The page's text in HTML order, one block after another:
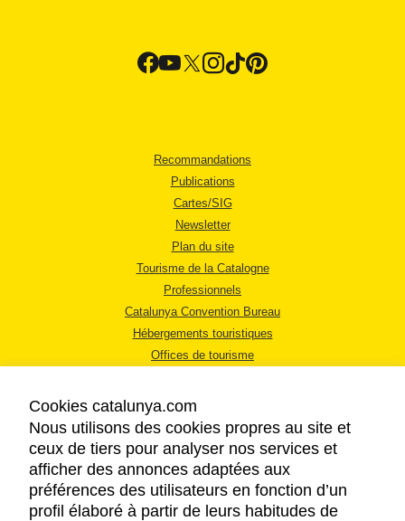
Recommandations
Publications
Cartes/SIG
Newsletter
Plan du site
Tourisme de la Catalogne
Professionnels
Catalunya Convention Bureau
Hébergements touristiques
Offices de tourisme
MENTIONS LÉGALES
RÈGLES DE CONFIDENTIALITÉ
Cookies catalunya.com
Nous utilisons des cookies propres au site et
ceux de tiers pour analyser nos services et
afficher des annonces adaptées aux
préférences des utilisateurs en fonction d’un
profil élaboré à partir de leurs habitudes de